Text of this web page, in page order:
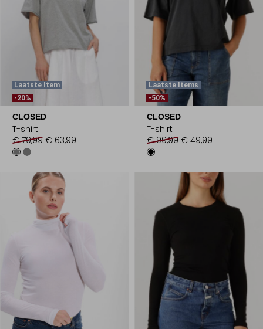
Laatste Item
-20%
CLOSED
T-shirt
€ 79,99 € 63,99
Laatste Items
-50%
CLOSED
T-shirt
€ 99,99 € 49,99